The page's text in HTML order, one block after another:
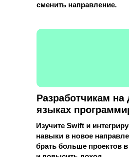
Разработчикам на
языках
Изучите Swift и
навыки в новое
брать больше проектов в
сменить направление.
Попробуете себя в
фронтенд и сменить